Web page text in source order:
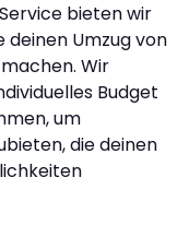
bieten wir
deinen Umzug von
Wir
Budget
um
die deinen